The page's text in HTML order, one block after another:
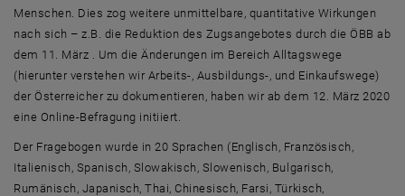
Menschen. Dies zog weitere unmittelbare, quantitative Wirkungen
nach sich – z.B. die Reduktion des Zugsangebotes durch die ÖBB ab
dem 11. März . Um die Änderungen im Bereich Alltagswege
(hierunter verstehen wir Arbeits-, Ausbildungs-, und Einkaufswege)
der Österreicher zu dokumentieren, haben wir ab dem 12. März 2020
eine Online-Befragung initiiert.
Der Fragebogen wurde in 20 Sprachen (Englisch, Französisch,
Italienisch, Spanisch, Slowakisch, Slowenisch, Bulgarisch,
Rumänisch, Japanisch, Thai, Chinesisch, Farsi, Türkisch,